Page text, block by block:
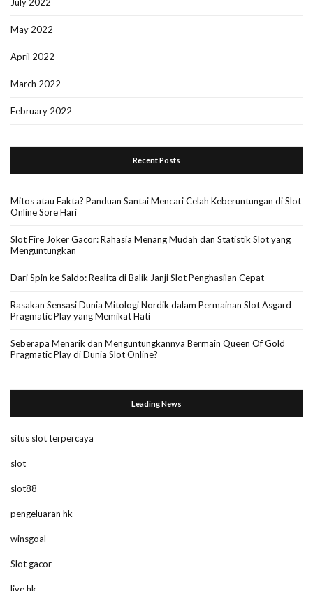
May 2022
April 2022
March 2022
February 2022
Recent Posts
Mitos atau Fakta? Panduan Santai Mencari Celah Keberuntungan di Slot
Online Sore Hari
Slot Fire Joker Gacor: Rahasia Menang Mudah dan Statistik Slot yang
Menguntungkan
Dari Spin ke Saldo: Realita di Balik Janji Slot Penghasilan Cepat
Rasakan Sensasi Dunia Mitologi Nordik dalam Permainan Slot Asgard
Pragmatic Play yang Memikat Hati
Seberapa Menarik dan Menguntungkannya Bermain Queen Of Gold
Pragmatic Play di Dunia Slot Online?
Leading News
situs slot terpercaya
slot
slot88
pengeluaran hk
winsgoal
Slot gacor